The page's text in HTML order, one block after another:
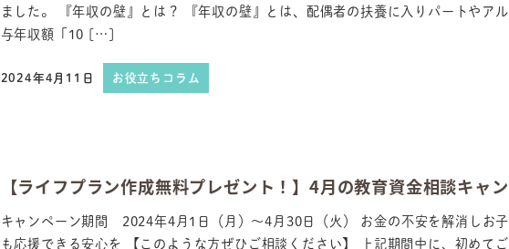
ました。 『年収の壁』とは？ 『年収の壁』とは、配偶者の扶養に入りパートやア
与年収額「10 […]
2024年4月11日 お役立ちコラム
【ライフプラン作成無料プレゼント！】4月の教育資金相談キャン
キャンペーン期間 2024年4月1日（月）～4月30日（火） お金の不安を解消しお
も応援できる安心を 【このような方ぜひご相談ください】 上記期間中に、初めて